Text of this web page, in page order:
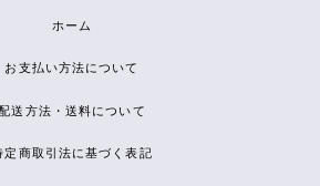
ホーム
お支払い方法について
送方法・送料について
定商取引法に基づく表記